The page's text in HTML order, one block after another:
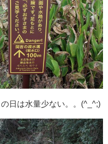
日は水量少ない。。(^_^;)